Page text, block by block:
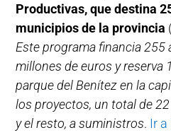
Productivas, que destina
municipios de la provincia
Este programa financia
millones de euros y reserva
parque del Benítez en la
los proyectos, un total de
y el resto, a suministros. Ir a